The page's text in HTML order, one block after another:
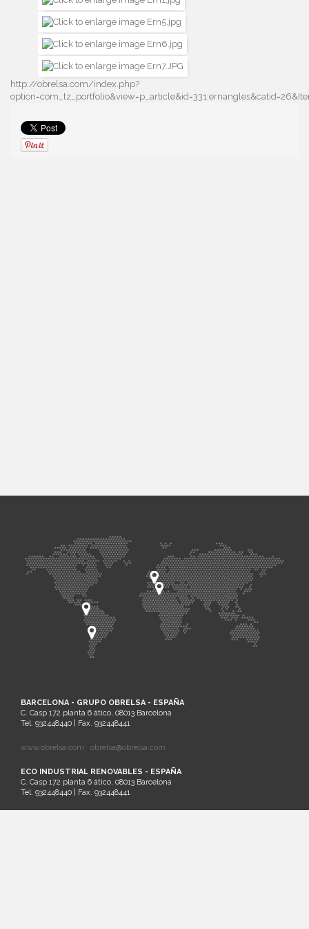
http://obrelsa.com/index.php?
BARCELONA - GRUPO OBRELSA - ESPAÑA
C. Casp 172 planta 6 ático, 08013 Barcelona
Tel. 932448440 | Fax. 932448441
www.obrelsa.com obrelsa@obrelsa.com
ECO INDUSTRIAL RENOVABLES - ESPAÑA
C. Casp 172 planta 6 ático, 08013 Barcelona
Tel. 932448440 | Fax. 932448441